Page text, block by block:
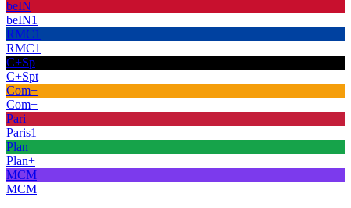
beIN
beIN1
RMC1
RMC1
C+Sp
C+Spt
Com+
Com+
Pari
Paris1
Plan
Plan+
MCM
MCM